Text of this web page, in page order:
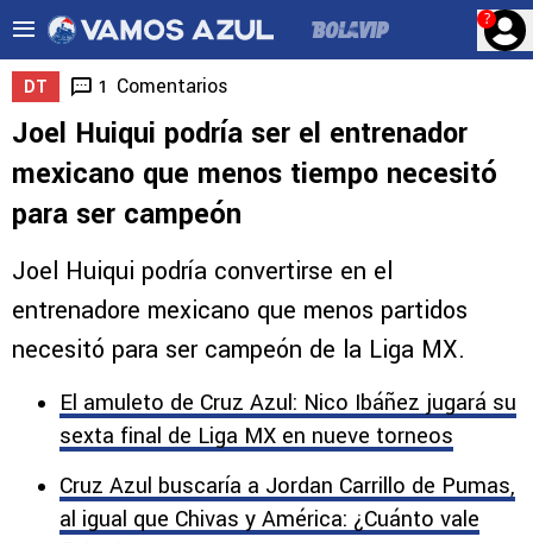
?
DT 1 Comentarios
Joel Huiqui podría ser el entrenador
mexicano que menos tiempo necesitó
para ser campeón
Joel Huiqui podría convertirse en el
entrenadore mexicano que menos partidos
necesitó para ser campeón de la Liga MX.
El amuleto de Cruz Azul: Nico Ibáñez jugará su
sexta final de Liga MX en nueve torneos
Cruz Azul buscaría a Jordan Carrillo de Pumas,
al igual que Chivas y América: ¿Cuánto vale